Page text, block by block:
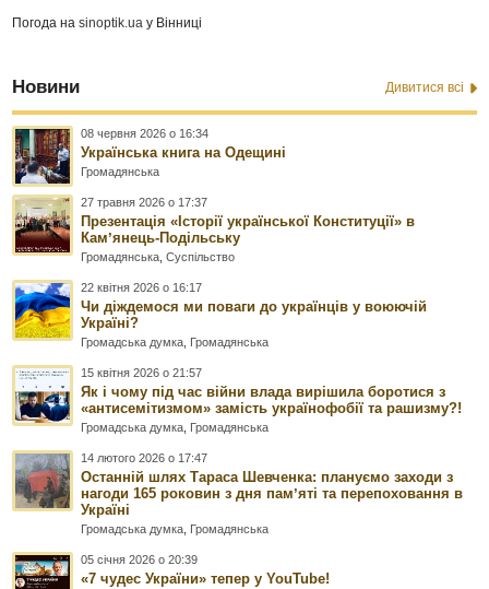
Погода наsinoptik.ua у Вінниці
Новини Дивитися всі
08 червня 2026 о 16:34
Українська книга на Одещині
Громадянська
27 травня 2026 о 17:37
Презентація «Історії української Конституції» в
Камʼянець-Подільську
Громадянська ,Суспільство
22 квітня 2026 о 16:17
Чи діждемося ми поваги до українців у воюючій
Україні?
Громадська думка Громадянська
15 квітня 2026 о 21:57
Як і чому під час війни влада вирішила боротися з
«антисемітизмом» замість українофобії та рашизму?!
Громадська думка Громадянська
14 лютого 2026 о 17:47
Останній шлях Тараса Шевченка: плануємо заходи з
нагоди 165 роковин з дня памʼяті та перепоховання в
Україні
Громадська думка Громадянська
05 січня 2026 о 20:39
«7 чудес України» тепер у YouTube!